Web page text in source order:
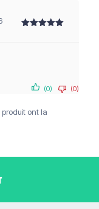
(0) (0)
ont la